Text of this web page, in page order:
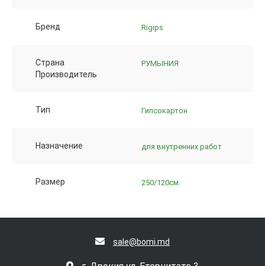
Бренд Rigips
Страна
Производитель
РУМЫНИЯ
Тип Гипсокартон
Назначение для внутренних работ
Размер 250/120см.
sale@bomi.md